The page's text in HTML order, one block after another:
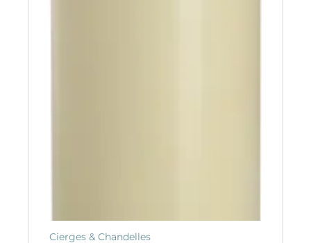
Cierges & Chandelles